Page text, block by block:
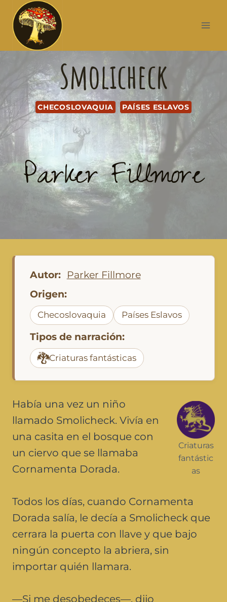
Smolicheck
CHECOSLOVAQUIA PAÍSES ESLAVOS
Parker Fillmore
Autor:
Parker Fillmore
Origen:
Checoslovaquia Países Eslavos
Tipos de narración:
🐉Criaturas fantásticas
Criaturas
fantástic
as
Había una vez un niño
llamado Smolicheck. Vivía en
una casita en el bosque con
un ciervo que se llamaba
Cornamenta Dorada.
Todos los días, cuando Cornamenta
Dorada salía, le decía a Smolicheck que
cerrara la puerta con llave y que bajo
ningún concepto la abriera, sin
importar quién llamara.
—Si me desobedeces—, dijo